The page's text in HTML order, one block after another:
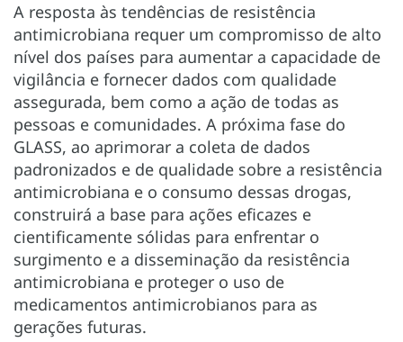
A resposta às tendências de resistência
antimicrobiana requer um compromisso de alto
nível dos países para aumentar a capacidade de
vigilância e fornecer dados com qualidade
assegurada, bem como a ação de todas as
pessoas e comunidades. A próxima fase do
GLASS, ao aprimorar a coleta de dados
padronizados e de qualidade sobre a resistência
antimicrobiana e o consumo dessas drogas,
construirá a base para ações eficazes e
cientificamente sólidas para enfrentar o
surgimento e a disseminação da resistência
antimicrobiana e proteger o uso de
medicamentos antimicrobianos para as
gerações futuras.